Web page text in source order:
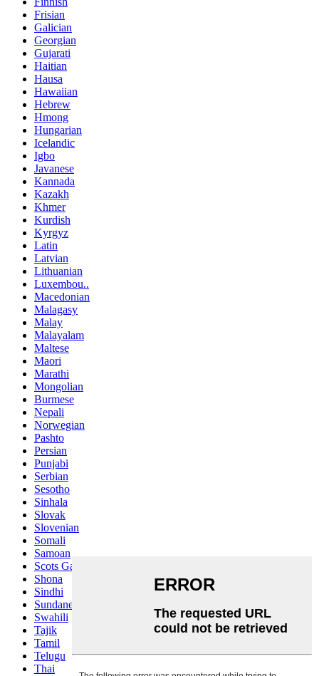
Frisian
Galician
Georgian
Gujarati
Haitian
Hausa
Hawaiian
Hebrew
Hmong
Hungarian
Icelandic
Igbo
Javanese
Kannada
Kazakh
Khmer
Kurdish
Kyrgyz
Latin
Latvian
Lithuanian
Luxembou..
Macedonian
Malagasy
Malay
Malayalam
Maltese
Maori
Marathi
Mongolian
Burmese
Nepali
Norwegian
Pashto
Persian
Punjabi
Serbian
Sesotho
Sinhala
Slovak
Slovenian
Somali
Samoan
Scots Gaelic
Shona
Sindhi
Sundanese
Swahili
Tajik
Tamil
Telugu
Thai